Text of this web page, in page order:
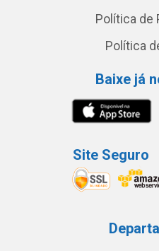
Política de
Política
Baixe já
Site Seguro